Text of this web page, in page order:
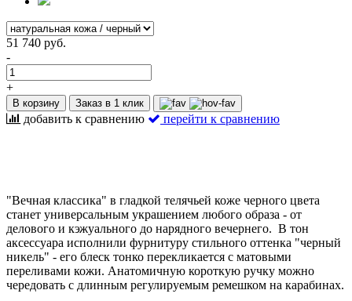
51 740 руб.
-
+
В корзину Заказ в 1 клик
добавить к сравнению перейти к сравнению
"Вечная классика" в гладкой телячьей коже черного цвета
станет универсальным украшением любого образа - от
делового и кэжуального до нарядного вечернего. В тон
аксессуара исполнили фурнитуру стильного оттенка "черный
никель" - его блеск тонко перекликается с матовыми
переливами кожи. Анатомичную короткую ручку можно
чередовать с длинным регулируемым ремешком на карабинах.